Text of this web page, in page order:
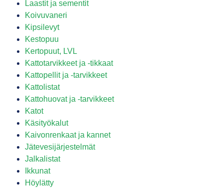
Laastit ja sementit
Koivuvaneri
Kipsilevyt
Kestopuu
Kertopuut, LVL
Kattotarvikkeet ja -tikkaat
Kattopellit ja -tarvikkeet
Kattolistat
Kattohuovat ja -tarvikkeet
Katot
Käsityökalut
Kaivonrenkaat ja kannet
Jätevesijärjestelmät
Jalkalistat
Ikkunat
Höylätty